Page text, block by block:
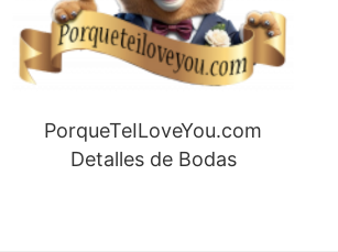
PorqueTeILoveYou.com
Detalles de Bodas